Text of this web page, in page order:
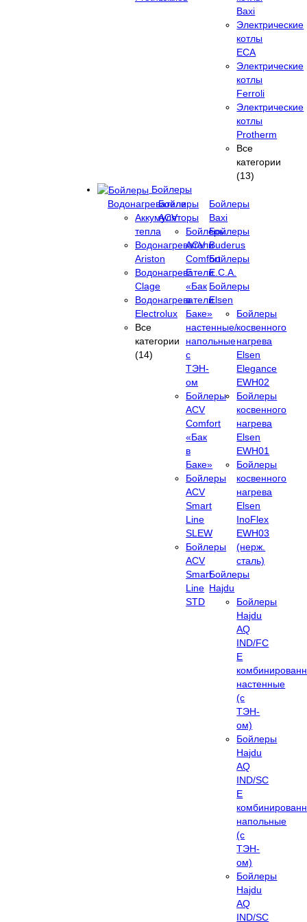
Baxi
Электрические
котлы
ECA
Электрические
котлы
Ferroli
Электрические
котлы
Protherm
Все
категории
(13)
Бойлеры
Водонагреватели
Аккумуляторы
тепла
Водонагреватели
Ariston
Водонагреватели
Clage
Водонагреватели
Electrolux
Все
категории
(14)
Бойлеры
ACV
Бойлеры
ACV
Comfort
E
«Бак
в
Баке»
настенные/
напольные
c
ТЭН-
ом
Бойлеры
ACV
Comfort
«Бак
в
Баке»
Бойлеры
ACV
Smart
Line
SLEW
Бойлеры
ACV
Smart
Line
STD
Бойлеры
Baxi
Бойлеры
Buderus
Бойлеры
E.C.A.
Бойлеры
Elsen
Бойлеры
косвенного
нагрева
Elsen
Elegance
EWH02
Бойлеры
косвенного
нагрева
Elsen
EWH01
Бойлеры
косвенного
нагрева
Elsen
InoFlex
EWH03
(нерж.
сталь)
Бойлеры
Hajdu
Бойлеры
Hajdu
AQ
IND/FC
E
настенные
(с
ТЭН-
ом)
Бойлеры
Hajdu
AQ
IND/SC
E
напольные
(с
ТЭН-
ом)
Бойлеры
Hajdu
AQ
IND/SC